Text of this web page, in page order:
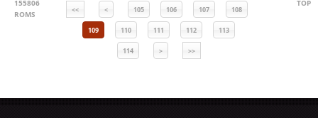
155806
ROMS
<< < 105 106 107 108
109 110 111 112 113
114 > >>
TOP